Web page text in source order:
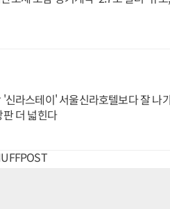
신라스테이' 서울신라호텔보다 잘 나
판 더 넓힌다